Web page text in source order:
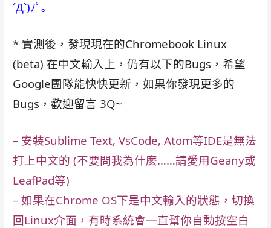
´Д`)ﾉﾟ｡
* 實測後，發現現在的Chromebook Linux
(beta) 在中文輸入上，仍有以下的Bugs，希望
Google團隊能快快更新，如果你發現更多的
Bugs，歡迎留言 3Q~
– 安裝Sublime Text, VsCode, Atom等IDE是無法
打上中文的 (不要問我為什麼……請愛用Geany或
LeafPad等)
– 如果在Chrome OS下是中文輸入的狀態，切換
回Linux介面，有時系統會一直幫你自動按空白